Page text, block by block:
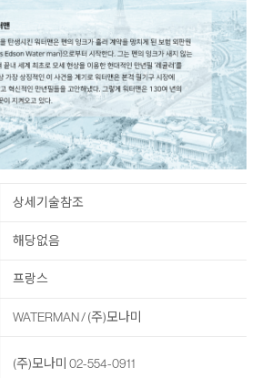
상세기술참조
해당없음
프랑스
WATERMAN / (주)모나미
(주)모나미 02-554-0911